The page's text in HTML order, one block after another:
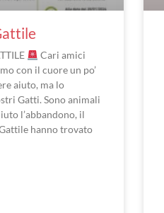
Cari amici
con il cuore un po’
aiuto, ma lo
Gatti. Sono animali
l’abbandono, il
hanno trovato